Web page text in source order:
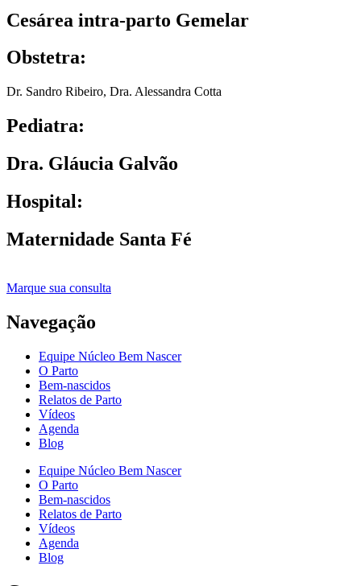
Cesárea intra-parto Gemelar
Obstetra:
Dr. Sandro Ribeiro, Dra. Alessandra Cotta
Pediatra:
Dra. Gláucia Galvão
Hospital:
Maternidade Santa Fé
Marque sua consulta
Navegação
Equipe Núcleo Bem Nascer
O Parto
Bem-nascidos
Relatos de Parto
Vídeos
Agenda
Blog
Equipe Núcleo Bem Nascer
O Parto
Bem-nascidos
Relatos de Parto
Vídeos
Agenda
Blog